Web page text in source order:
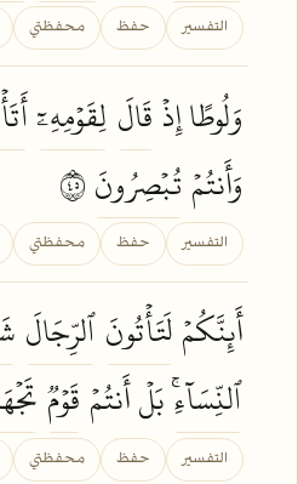
التفسير حفظ محفظتي
وَلُوطًا إِذۡقَالَ لِقَوۡمِهِۦٓ
وَأَنتُمۡ تُبۡصِرُونَ
التفسير حفظ محفظتي
أَئِنَّكُمۡلَتَأۡتُونَٱلرِّجَالَ
ٱلنِّسَآءِۚبَلۡ أَنتُمۡ قَوۡمٞ
التفسير حفظ محفظتي